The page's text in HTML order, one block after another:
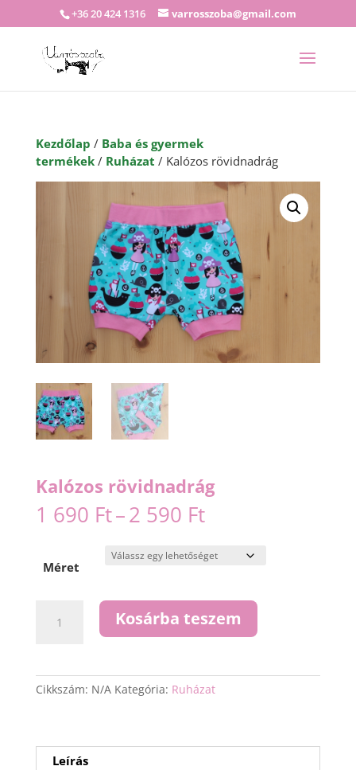
+36 20 424 1316 varrosszoba@gmail.com
Kezdőlap / Baba és gyermek
termékek/ Ruházat / Kalózos rövidnadrág
Kalózos rövidnadrág
1 690 Ft–2 590 FtÁrtartomány:
1
690 Ft
-
590 Ft
Méret
rövidnadrág
Kosárba teszem
Cikkszám: N/A Kategória: Ruházat
Leírás